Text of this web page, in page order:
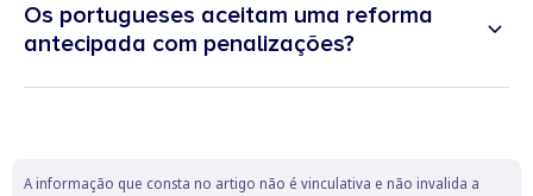
Os portugueses aceitam uma reforma
antecipada com penalizações?
A informação que consta no artigo não é vinculativa e não invalida a